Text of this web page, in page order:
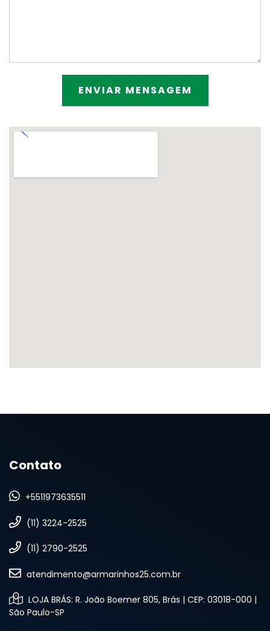
Contato
+5511973635511
(11) 3224-2525
(11) 2790-2525
atendimento@armarinhos25.com.br
LOJA BRÁS: R. João Boemer 805, Brás | CEP: 03018-000 |
São Paulo-SP